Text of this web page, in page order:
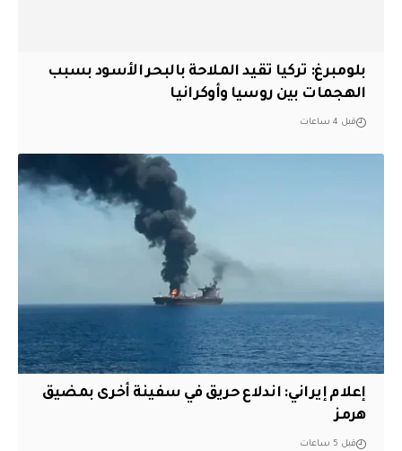
بلومبرغ: تركيا تقيد الملاحة بالبحر الأسود بسبب
الهجمات بين روسيا وأوكرانيا
قبل 4 ساعات
إعلام إيراني: اندلاع حريق في سفينة أخرى بمضيق
هرمز
قبل 5 ساعات